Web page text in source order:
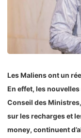
Les Maliens ont un
En effet, les
Conseil des
sur les recharges et
money, continuent